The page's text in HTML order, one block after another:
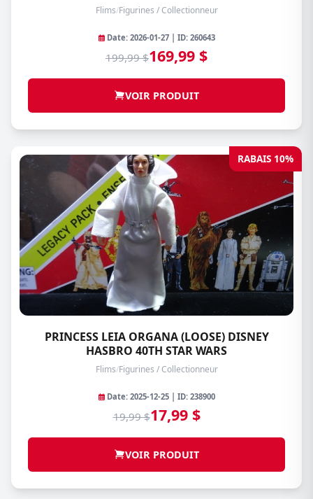
Flims/Figurines / Collectionneur
Date: 2026-01-27 | ID: 260643
199,99 $169,99 $
VOIR PRODUIT
RABAIS 10%
PRINCESS LEIA ORGANA (LOOSE) DISNEY
HASBRO 40TH STAR WARS
Flims/Figurines / Collectionneur
Date: 2025-12-25 | ID: 238900
19,99 $17,99 $
VOIR PRODUIT